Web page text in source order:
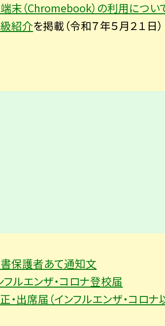
末（Chromebook）の利用につい
紹介を掲載（令和７年５月２１日）
保護者あて通知文
フルエンザ・コロナ登校届
・出席届（インフルエンザ・コロナ